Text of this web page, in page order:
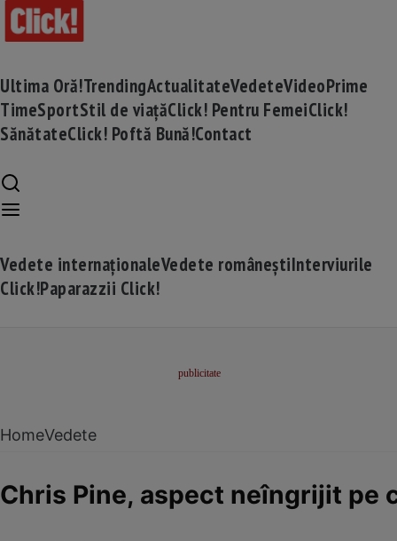
Ultima Oră!TrendingActualitateVedeteVideoPrime
TimeSportStil de viațăClick! Pentru FemeiClick!
SănătateClick! Poftă Bună!Contact
Vedete internaționaleVedete româneștiInterviurile
Click!Paparazzii Click!
HomeVedete
Chris Pine, aspect neîngrijit pe